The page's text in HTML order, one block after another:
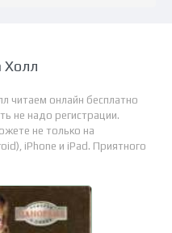
читаем онлайн бесплатно
не надо регистрации.
не только на
iPhone и iPad. Приятного